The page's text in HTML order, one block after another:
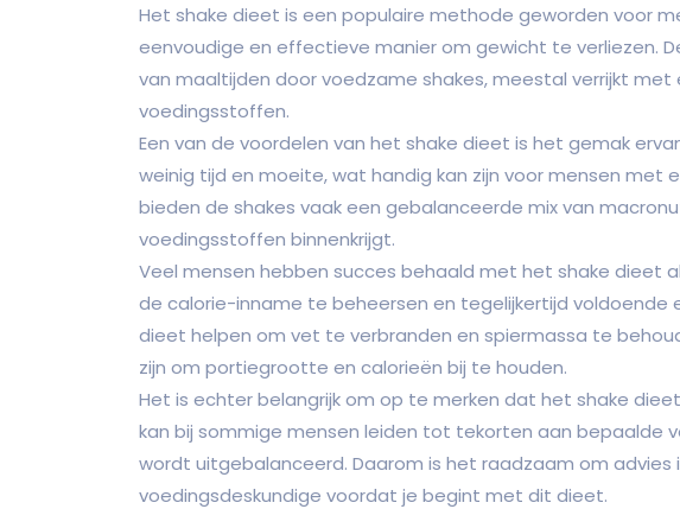
Het shake dieet is een populaire methode geworden voor
eenvoudige en effectieve manier om gewicht te verliezen.
van maaltijden door voedzame shakes, meestal verrijkt
voedingsstoffen.
Een van de voordelen van het shake dieet is het gemak
weinig tijd en moeite, wat handig kan zijn voor mensen met
bieden de shakes vaak een gebalanceerde mix van
voedingsstoffen binnenkrijgt.
Veel mensen hebben succes behaald met het shake dieet
de calorie-inname te beheersen en tegelijkertijd voldoende
dieet helpen om vet te verbranden en spiermassa te
zijn om portiegrootte en calorieën bij te houden.
Het is echter belangrijk om op te merken dat het shake
kan bij sommige mensen leiden tot tekorten aan bepaalde
wordt uitgebalanceerd. Daarom is het raadzaam om advies
voedingsdeskundige voordat je begint met dit dieet.